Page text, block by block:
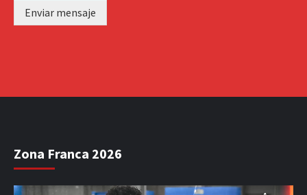
Enviar mensaje
Zona Franca 2026